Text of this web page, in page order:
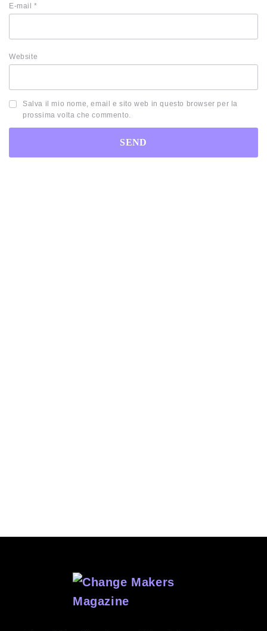
E-mail*
Website
Salva il mio nome, email e sito web in questo browser per la
prossima volta che commento.